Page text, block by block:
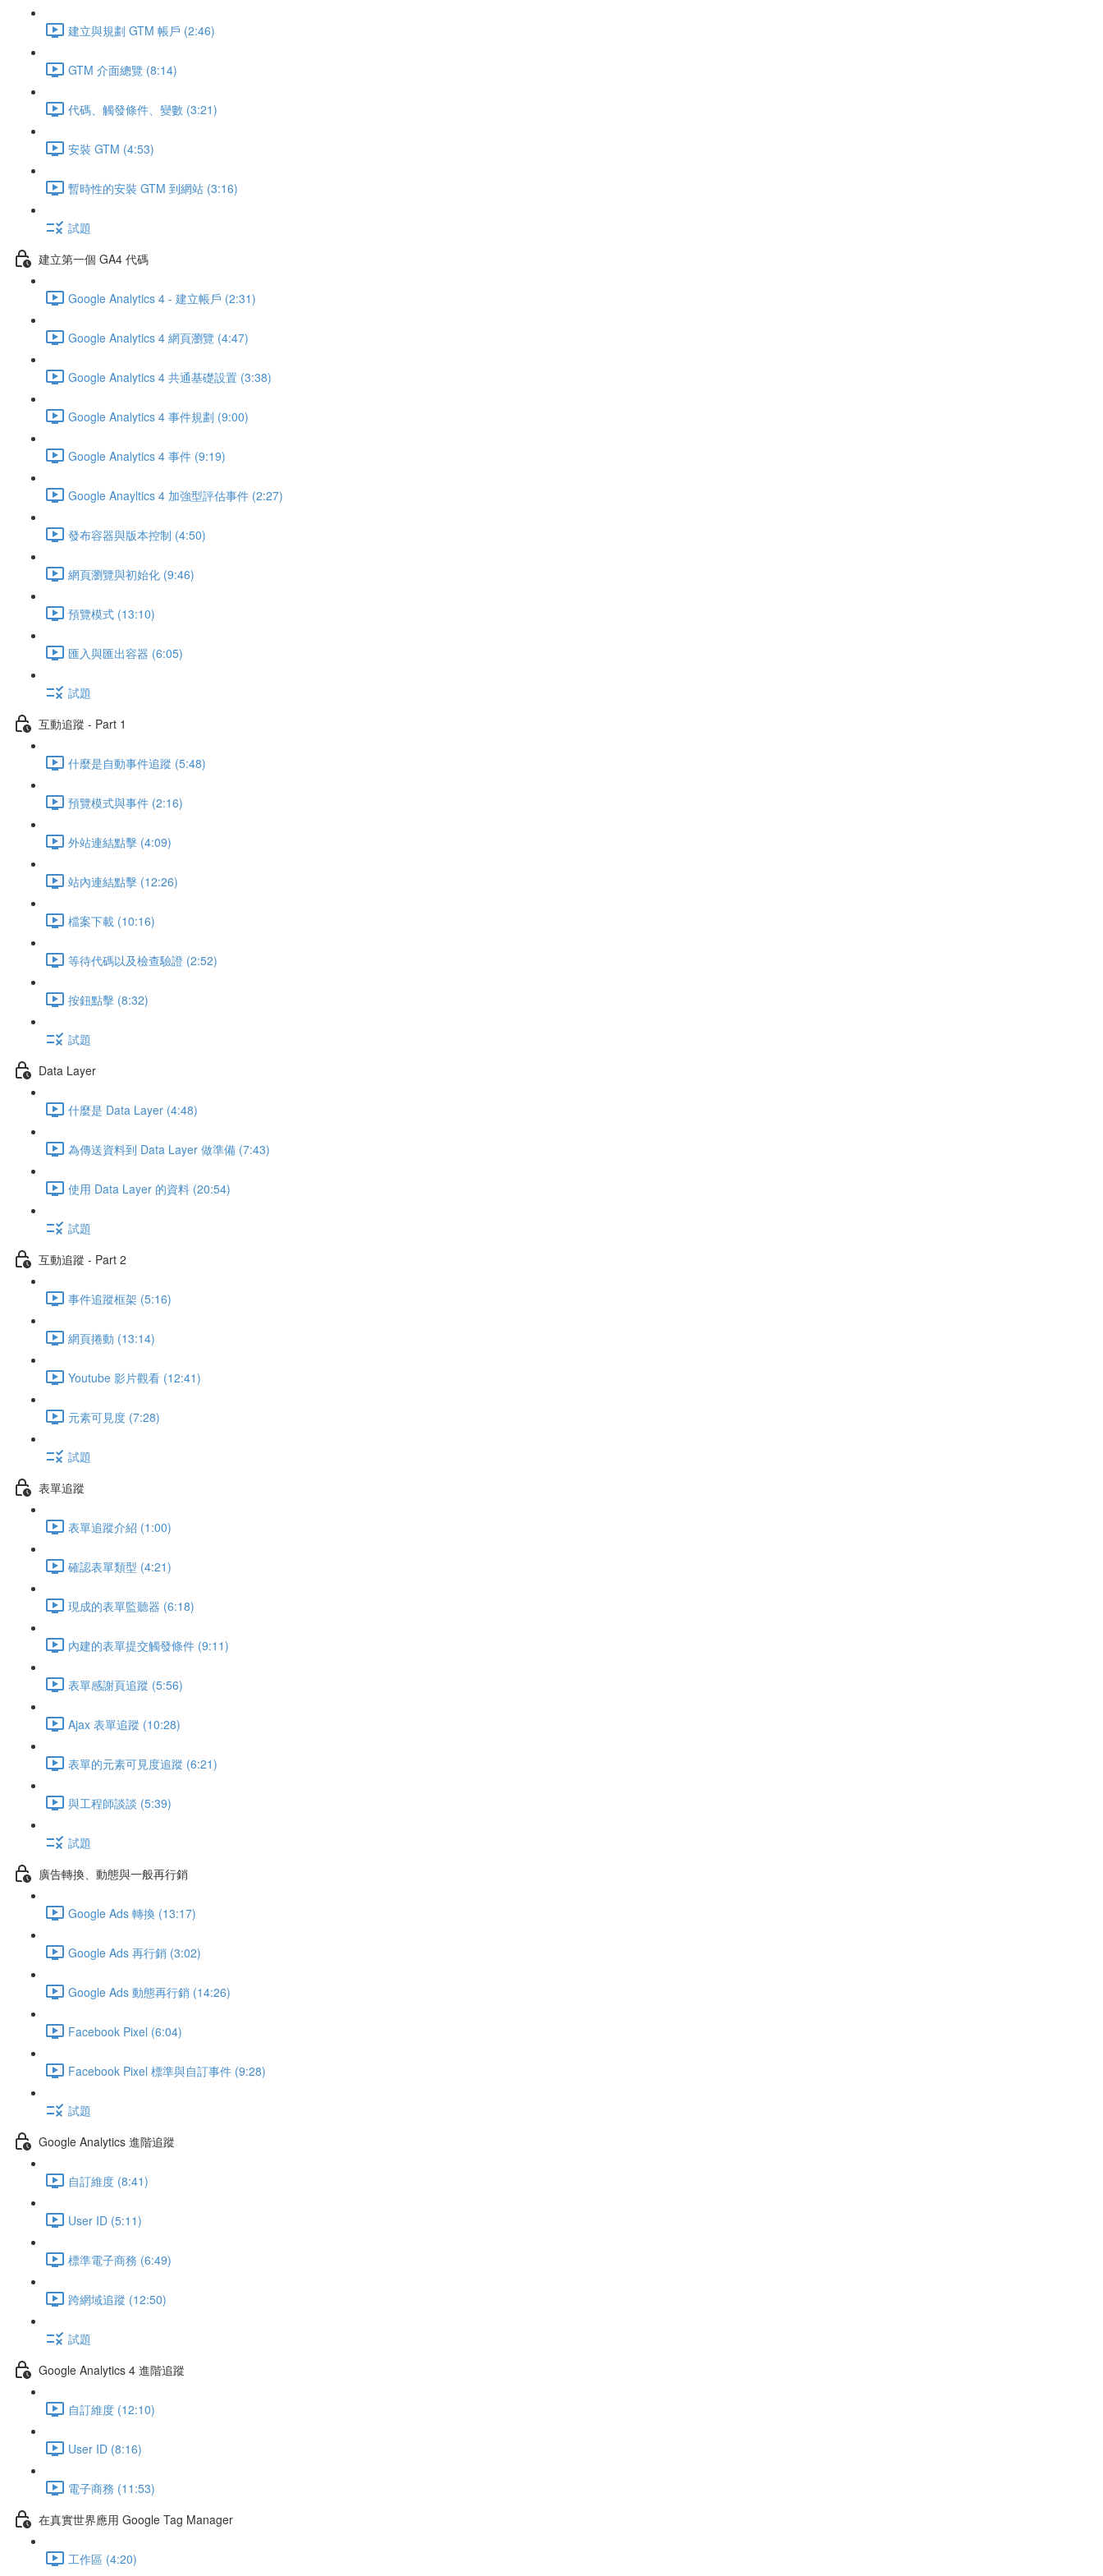
建立與規劃 GTM 帳戶 (2:46)
GTM 介面總覽 (8:14)
代碼、觸發條件、變數 (3:21)
安裝 GTM (4:53)
暫時性的安裝 GTM 到網站 (3:16)
試題
建立第一個 GA4 代碼
Google Analytics 4 - 建立帳戶 (2:31)
Google Analytics 4 網頁瀏覽 (4:47)
Google Analytics 4 共通基礎設置 (3:38)
Google Analytics 4 事件規劃 (9:00)
Google Analytics 4 事件 (9:19)
Google Anayltics 4 加強型評估事件 (2:27)
發布容器與版本控制 (4:50)
網頁瀏覽與初始化 (9:46)
預覽模式 (13:10)
匯入與匯出容器 (6:05)
試題
互動追蹤 - Part 1
什麼是自動事件追蹤 (5:48)
預覽模式與事件 (2:16)
外站連結點擊 (4:09)
站內連結點擊 (12:26)
檔案下載 (10:16)
等待代碼以及檢查驗證 (2:52)
按鈕點擊 (8:32)
試題
Data Layer
什麼是 Data Layer (4:48)
為傳送資料到 Data Layer 做準備 (7:43)
使用 Data Layer 的資料 (20:54)
試題
互動追蹤 - Part 2
事件追蹤框架 (5:16)
網頁捲動 (13:14)
Youtube 影片觀看 (12:41)
元素可見度 (7:28)
試題
表單追蹤
表單追蹤介紹 (1:00)
確認表單類型 (4:21)
現成的表單監聽器 (6:18)
內建的表單提交觸發條件 (9:11)
表單感謝頁追蹤 (5:56)
Ajax 表單追蹤 (10:28)
表單的元素可見度追蹤 (6:21)
與工程師談談 (5:39)
試題
廣告轉換、動態與一般再行銷
Google Ads 轉換 (13:17)
Google Ads 再行銷 (3:02)
Google Ads 動態再行銷 (14:26)
Facebook Pixel (6:04)
Facebook Pixel 標準與自訂事件 (9:28)
試題
Google Analytics 進階追蹤
自訂維度 (8:41)
User ID (5:11)
標準電子商務 (6:49)
跨網域追蹤 (12:50)
試題
Google Analytics 4 進階追蹤
自訂維度 (12:10)
User ID (8:16)
電子商務 (11:53)
在真實世界應用 Google Tag Manager
工作區 (4:20)